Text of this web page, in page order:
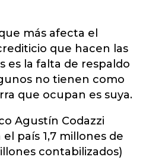
más afecta el
que hacen las
es la falta de respaldo
no tienen como
que ocupan es suya.
Agustín Codazzi
país 1,7 millones de
contabilizados)